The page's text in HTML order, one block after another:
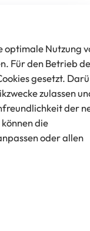
optimale Nutzung
Für den Betrieb
gesetzt.
zulassen
der
die
oder allen